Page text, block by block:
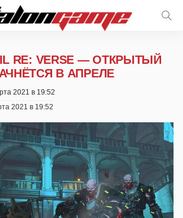
RE: VERSE — ОТКРЫТЫЙ
В АПРЕЛЕ
2021 в 19:52
2021 в 19:52